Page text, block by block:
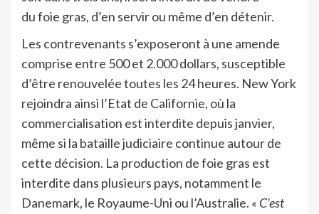
du foie gras, d’en servir ou même d’en détenir.
Les contrevenants s’exposeront à une amende
comprise entre 500 et 2.000 dollars, susceptible
d’être renouvelée toutes les 24 heures. New York
rejoindra ainsi l’Etat de Californie, où la
commercialisation est interdite depuis janvier,
même si la bataille judiciaire continue autour de
cette décision. La production de foie gras est
interdite dans plusieurs pays, notamment le
Danemark, le Royaume-Uni ou l’Australie. « C’est